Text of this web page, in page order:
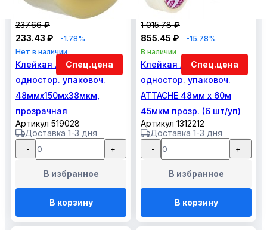
Спец.цена
237.66 ₽
233.43 ₽
-1.78%
Нет в наличии
Клейкая лента
одностор. упаковоч.
48ммх150мх38мкм,
прозрачная
Артикул 519028
Доставка 1-3 дня
- +
В избранное
В корзину
Спец.цена
1 015.78 ₽
855.45 ₽
-15.78%
В наличии
Клейкая лента
одностор. упаковоч.
ATTACHE 48мм х 60м
45мкм прозр. (6 шт/уп)
Артикул 1312212
Доставка 1-3 дня
- +
В избранное
В корзину